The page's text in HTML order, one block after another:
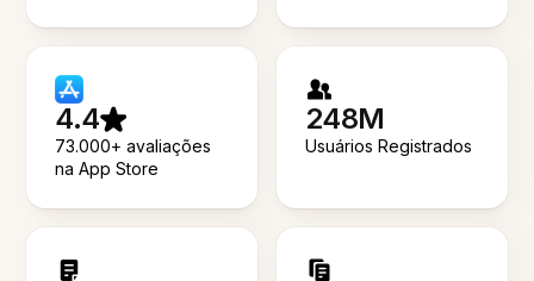
4.4
73.000+ avaliações
na App Store
248M
Usuários Registrados